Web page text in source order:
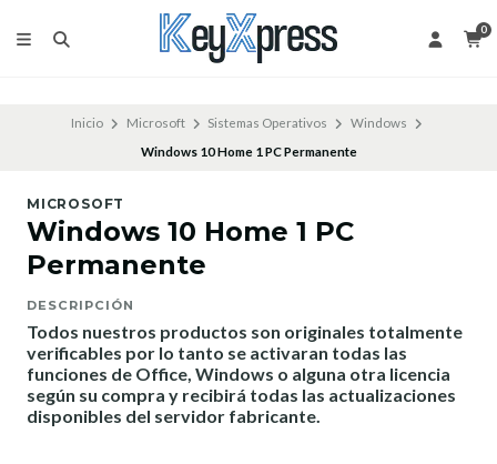
0
Inicio Microsoft Sistemas Operativos
Windows
Windows 10 Home 1 PC Permanente
MICROSOFT
Windows 10 Home 1 PC
Permanente
DESCRIPCIÓN
Todos nuestros productos son originales totalmente
verificables por lo tanto se activaran todas las
funciones de Office, Windows o alguna otra licencia
según su compra y recibirá todas las actualizaciones
disponibles del servidor fabricante.